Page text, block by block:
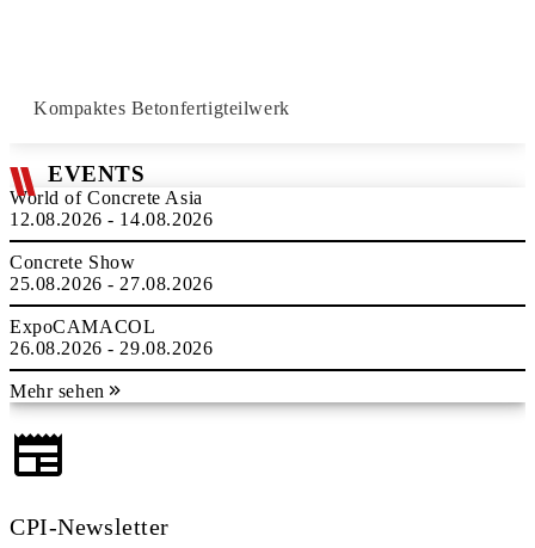
Kompaktes Betonfertigteilwerk
EVENTS
World of Concrete Asia
12.08.2026 - 14.08.2026
Concrete Show
25.08.2026 - 27.08.2026
ExpoCAMACOL
26.08.2026 - 29.08.2026
Mehr sehen
CPI-Newsletter